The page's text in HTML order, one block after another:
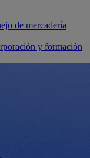
de mercadería
y formación